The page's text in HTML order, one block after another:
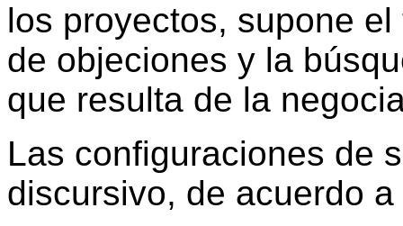
los proyectos, supone
de objeciones y la
que resulta de la
Las configuraciones de
discursivo, de acuerdo